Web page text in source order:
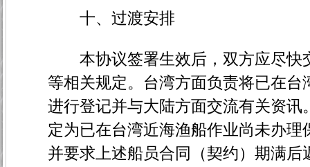
十、过渡安排
本协议签署生效后，双方应尽快
等相关规定。台湾方面负责将已在
进行登记并与大陆方面交流有关资
定为已在台湾近海渔船作业尚未办
并要求上述船员合同（契约）期满